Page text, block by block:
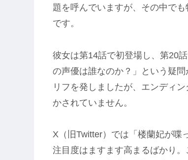
題を呼んでいますが、その中で
です。
彼女は第14話で初登場し、第20
の声優は誰なのか？」という疑
リフを発しましたが、エンディ
かされていません。
X（旧Twitter）では「楼蘭妃が喋
注目度はますます高まるばかり